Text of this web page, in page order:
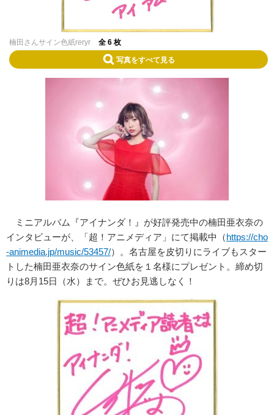
楠田さんサイン色紙reryr 全 6 枚
写真をすべて見る
ミニアルバム『アイナンダ！』が好評発売中の楠田亜衣奈の
インタビューが、「超！アニメディア」にて掲載中（https://cho
-animedia.jp/music/53457/）。名古屋を皮切りにライブもスター
トした楠田亜衣奈のサイン色紙を１名様にプレゼント。締め切
りは8月15日（水）まで。ぜひお見逃しなく！